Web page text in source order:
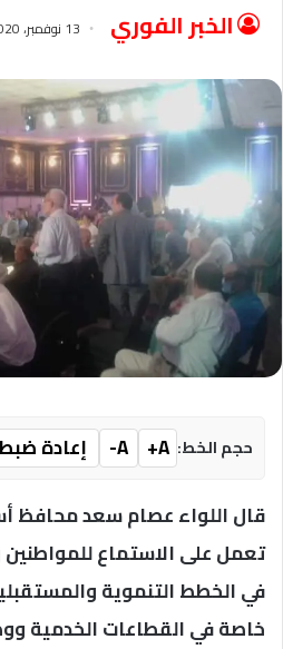
الخبر الفوري 13 نوفمبر، 2020
حجم الخط: A+
A-
إعادة ضبط
قال اللواء عصام سعد محافظ
تعمل على الاستماع
في الخطط التنموية
خاصة في القطاعات الخدمية